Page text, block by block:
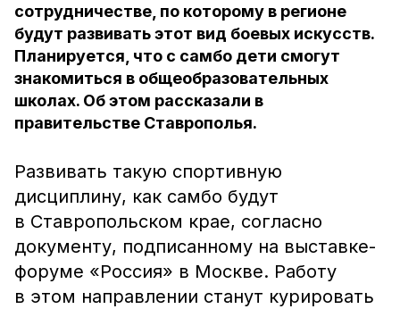
сотрудничестве, по которому в регионе
будут развивать этот вид боевых искусств.
Планируется, что с самбо дети смогут
знакомиться в общеобразовательных
школах. Об этом рассказали в
правительстве Ставрополья.
Развивать такую спортивную
дисциплину, как самбо будут
в Ставропольском крае, согласно
документу, подписанному на выставке-
форуме «Россия» в Москве. Работу
в этом направлении станут курировать